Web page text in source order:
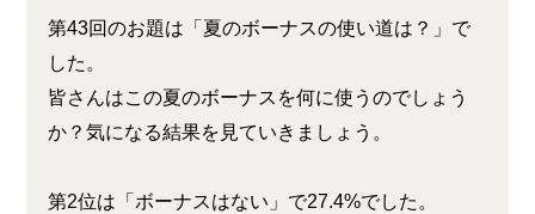
第43回のお題は「夏のボーナスの使い道は？」で
した。
皆さんはこの夏のボーナスを何に使うのでしょう
か？気になる結果を見ていきましょう。
第2位は「ボーナスはない」で27.4%でした。